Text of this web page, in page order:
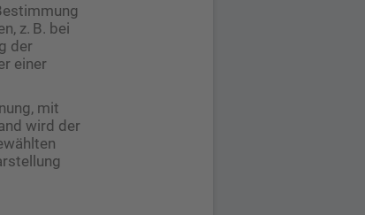
z. B. bei
der
einer
mit
wird der